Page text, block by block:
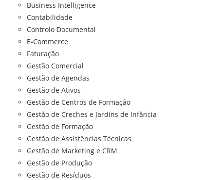
Business Intelligence
Contabilidade
Controlo Documental
E-Commerce
Faturação
Gestão Comercial
Gestão de Agendas
Gestão de Ativos
Gestão de Centros de Formação
Gestão de Creches e Jardins de Infância
Gestão de Formação
Gestão de Assistências Técnicas
Gestão de Marketing e CRM
Gestão de Produção
Gestão de Resíduos